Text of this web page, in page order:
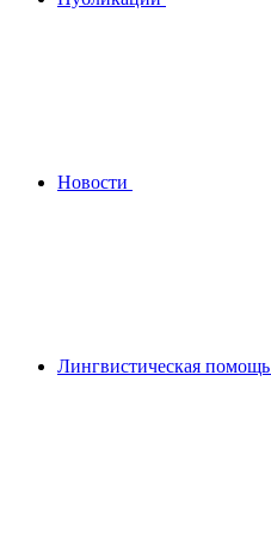
Новости
Лингвистическая помощь